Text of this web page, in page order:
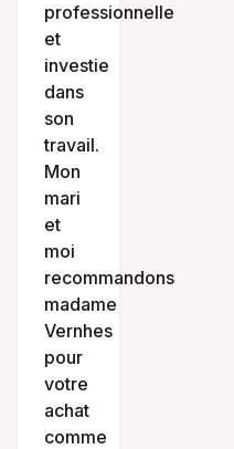
professionnelle
et
investie
dans
son
travail.
Mon
mari
et
moi
recommandons
madame
Vernhes
pour
votre
achat
comme